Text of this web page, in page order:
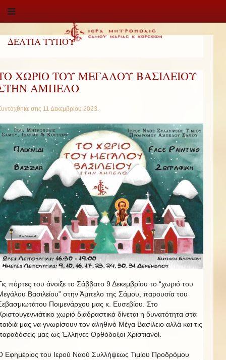
ΔΕΛΤΙΑ ΤΥΠΟΥ
ΧΩΡΙΟ ΤΟΥ ΜΕΓΑΛΟΥ ΒΑΣΙΛΕΙΟΥ
ΑΜΠΕΛΟ
στις 11 Δεκεμβρίου 2023.
πόρτες του άνοιξε το Σάββατο 9 Δεκεμβρίου το “χωριό του
Βασιλείου” στην Άμπελο της Σάμου, παρουσία του
Ποιμενάρχου μας κ. Ευσεβίου. Στο
χωριό διαδραστικά δίνεται η δυνατότητα στα
μας να γνωρίσουν τον αληθινό Μέγα Βασίλειο αλλά και τις
μας ως Έλληνες Ορθόδοξοι Χριστιανοί.
Εφημέριος του Ιερού Ναού Συλλήψεως Τιμίου Προδρόμου